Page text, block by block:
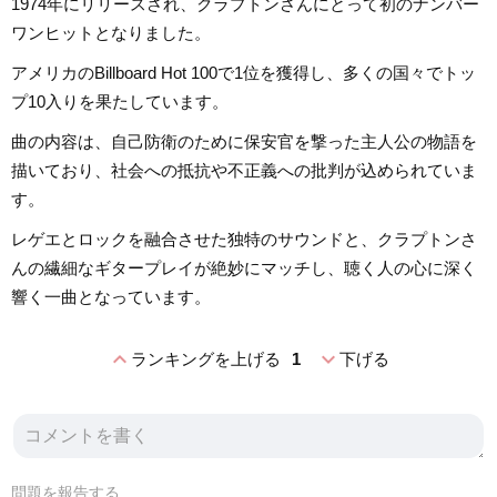
1974年にリリースされ、クラプトンさんにとって初のナンバー
ワンヒットとなりました。
アメリカのBillboard Hot 100で1位を獲得し、多くの国々でトッ
プ10入りを果たしています。
曲の内容は、自己防衛のために保安官を撃った主人公の物語を
描いており、社会への抵抗や不正義への批判が込められていま
す。
レゲエとロックを融合させた独特のサウンドと、クラプトンさ
んの繊細なギタープレイが絶妙にマッチし、聴く人の心に深く
響く一曲となっています。
expand_lessランキングを上げる 1 expand_more下げる
問題を報告する